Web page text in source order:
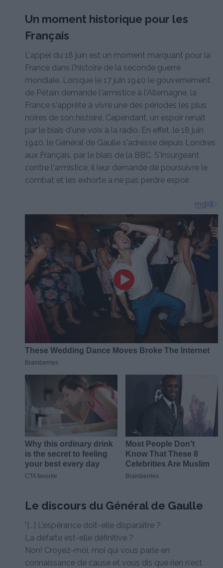
Un moment historique pour les
Français
L'appel du 18 juin est un moment marquant pour la
France dans l'histoire de la seconde guerre
mondiale. Lorsque le 17 juin 1940 le gouvernement
de Pétain demande l'armistice à l'Allemagne, la
France s'apprête à vivre une des périodes les plus
noires de son histoire. Cependant, un espoir renaît
par le biais d'une voix à la radio. En effet, le 18 juin
1940, le Général de Gaulle s'adresse depuis Londres
aux Français, par le biais de la BBC. S'insurgeant
contre l'armistice, il leur demande de poursuivre le
combat et les exhorte à ne pas perdre espoir.
Le discours du Général de Gaulle
"[...] L'espérance doit-elle disparaître ?
La défaite est-elle définitive ?
Non! Croyez-moi, moi qui vous parle en
connaissance de cause et vous dis que rien n'est